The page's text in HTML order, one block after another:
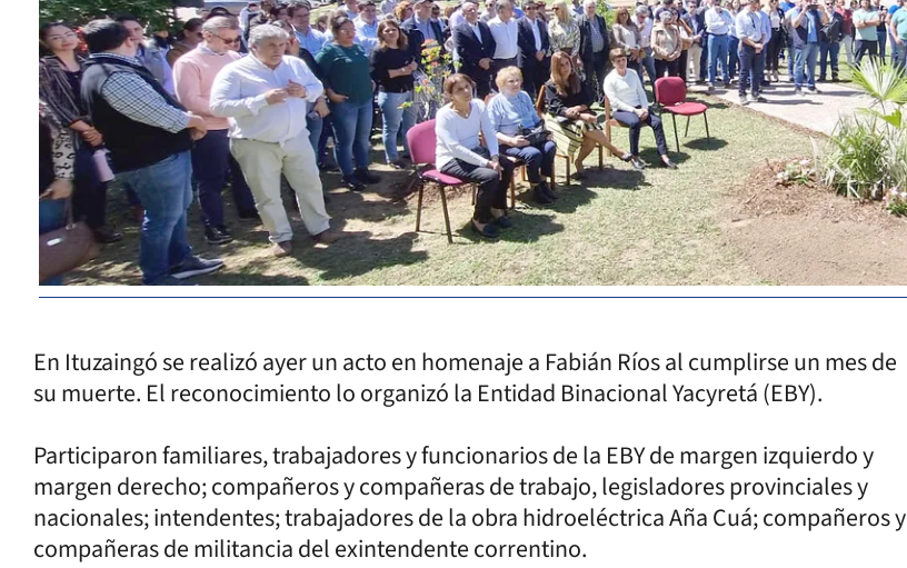
En Ituzaingó se realizó ayer un acto en homenaje a Fabián Ríos al cumplirse un mes de
su muerte. El reconocimiento lo organizó la Entidad Binacional Yacyretá (EBY).
Participaron familiares, trabajadores y funcionarios de la EBY de margen izquierdo y
margen derecho; compañeros y compañeras de trabajo, legisladores provinciales y
nacionales; intendentes; trabajadores de la obra hidroeléctrica Aña Cuá; compañeros y
compañeras de militancia del exintendente correntino.